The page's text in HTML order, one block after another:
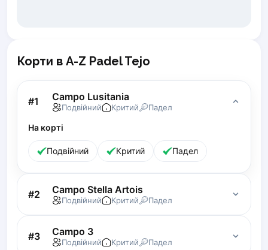
Warsaw
Wroclaw
Wyszkow
Zielona Gora
Bucharest
Alicante
Chernivtsi
Dnipro
Ivano-Frankivsk
Корти в A-Z Padel Tejo
#1 Campo Lusitania
Подвійний Критий Падел
На корті
Подвійний Критий Падел
#2 Campo Stella Artois
Подвійний Критий Падел
#3 Campo 3
Подвійний Критий Падел